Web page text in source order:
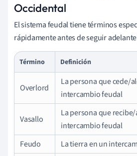
Occidental
El sistema feudal tiene términos
rápidamente antes de seguir
Término Definición
Overlord
La persona que cede/
intercambio feudal
Vasallo
La persona que
intercambio feudal
Feudo
La tierra en un